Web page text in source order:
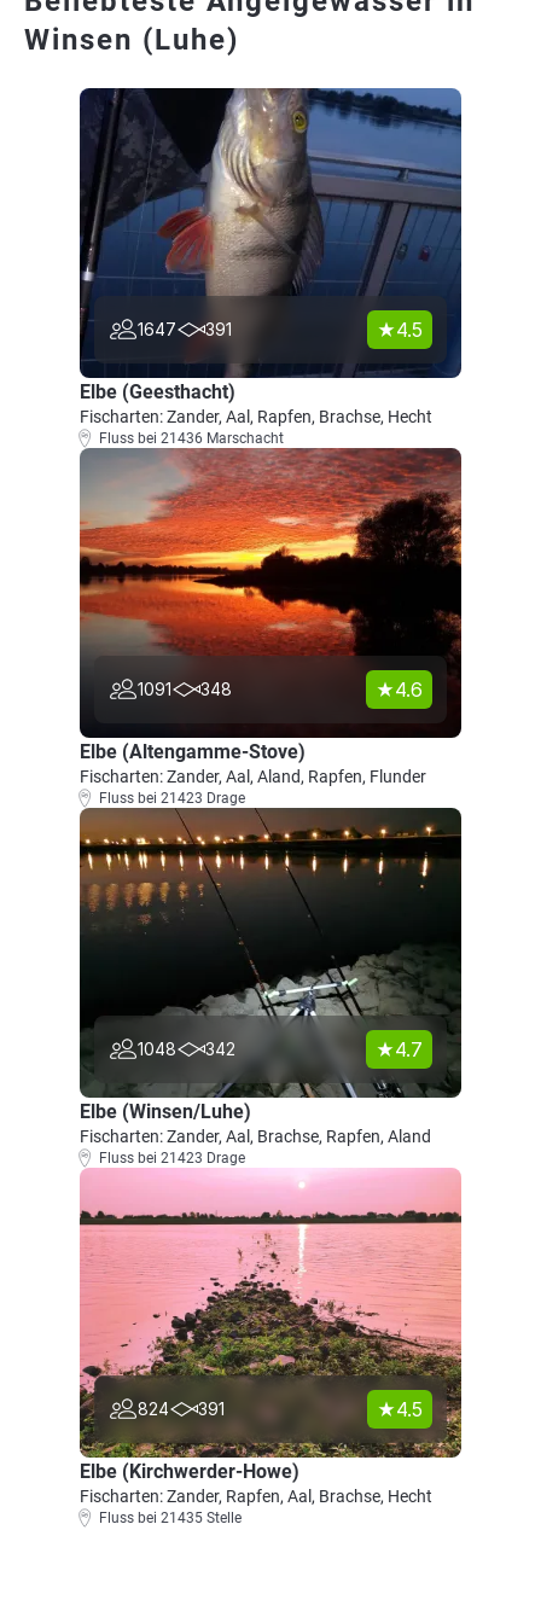
Winsen (Luhe)
1647 391 4.5
Elbe (Geesthacht)
Fischarten: Zander, Aal, Rapfen, Brachse, Hecht
Fluss bei 21436 Marschacht
1091 348 4.6
Elbe (Altengamme-Stove)
Fischarten: Zander, Aal, Aland, Rapfen, Flunder
Fluss bei 21423 Drage
1048 342 4.7
Elbe (Winsen/Luhe)
Fischarten: Zander, Aal, Brachse, Rapfen, Aland
Fluss bei 21423 Drage
824 391 4.5
Elbe (Kirchwerder-Howe)
Fischarten: Zander, Rapfen, Aal, Brachse, Hecht
Fluss bei 21435 Stelle